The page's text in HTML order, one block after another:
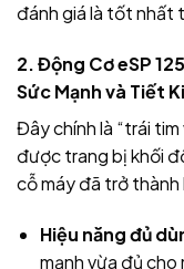
đánh giá là tốt nhất
2. Động Cơ eSP
Sức Mạnh và Tiết
Đây chính là “trái
được trang bị khối
cỗ máy đã trở thành
Hiệu năng đủ
mạnh vừa đủ cho